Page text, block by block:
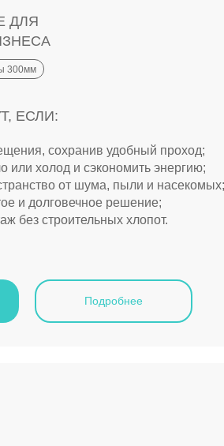
сохранив удобный проход;
или холод и сэкономить энергию;
от шума, пыли и насекомых;
и долговечное решение;
без строительных хлопот.
ЕСЛИ:
ДЛЯ
Подробнее
300мм